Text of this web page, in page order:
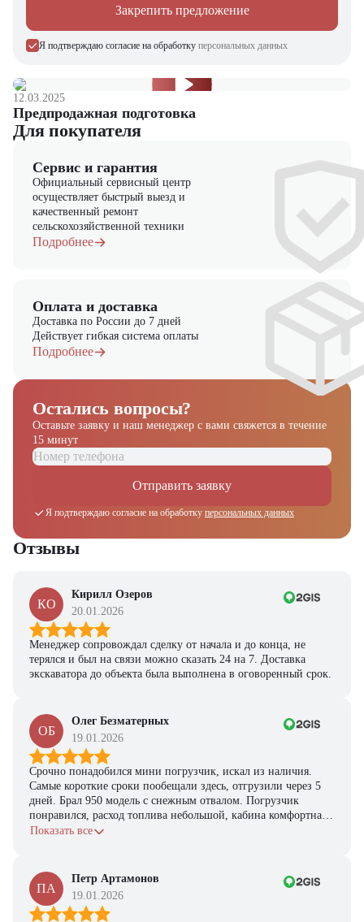
У нас вы найдете: широкий выбор спецтехники, вилочных
погрузчиков, малой складской техники, навесного оборудования,
запчасти для долгосрочной эксплуатации, профессиональные
консультации по выбору техники.
Мы осуществляем быструю доставку по всей России и
обеспечиваем сервисное обслуживание и ремонт.
📞 Звоните прямо сейчас для уточнения деталей и оформления
заказа!
Выбирайте надежность и качество – выбирайте Zoomlion
FB30Z-J в "ЦТО"!
Закрепить предложение
Я подтверждаю согласие на обработку персональных данных
12.03.2025
Предпродажная подготовка
Для покупателя
Сервис и гарантия
Официальный сервисный центр
осуществляет быстрый выезд и
качественный ремонт
сельскохозяйственной техники
Подробнее
Оплата и доставка
Доставка по России до 7 дней
Действует гибкая система оплаты
Подробнее
Остались вопросы?
Оставьте заявку и наш менеджер с вами свяжется в течение
15 минут
Отправить заявку
Я подтверждаю согласие на обработку персональных данных
Отзывы
КО
Кирилл Озеров
20.01.2026
Менеджер сопровождал сделку от начала и до конца, не
терялся и был на связи можно сказать 24 на 7. Доставка
экскаватора до объекта была выполнена в оговоренный срок.
ОБ
Олег Безматерных
19.01.2026
Срочно понадобился мини погрузчик, искал из наличия.
Самые короткие сроки пообещали здесь, отгрузили через 5
дней. Брал 950 модель с снежным отвалом. Погрузчик
понравился, расход топлива небольшой, кабина комфортная,
с задачами справляется.
Показать все
ПА
Петр Артамонов
19.01.2026